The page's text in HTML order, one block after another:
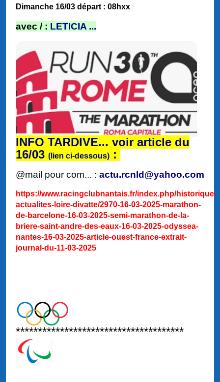
Dimanche 16/03 départ : 08hxx
avec / : LETICIA ...
INFO TARDIVE... voir article du
16/03 (lien ci-dessous) :
@mail pour com... : actu.rcnld@yahoo.com
https://www.racingclubnantais.fr/index.php/historique-
actualites-loire-divatte/2970-16-03-2025-marathon-
de-barcelone-16-03-2025-semi-marathon-de-la-
briere-saint-andre-des-eaux-16-03-2025-odyssea-
nantes-16-03-2025-article-ouest-france-extrait-
journal-du-11-03-2025
**************************************